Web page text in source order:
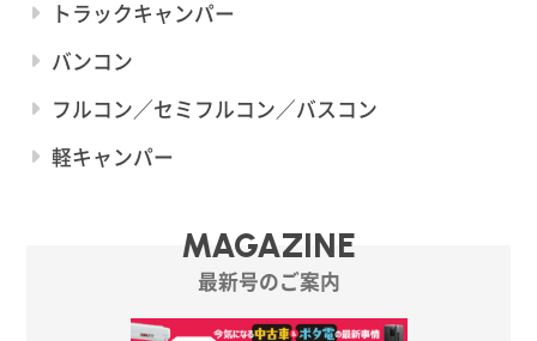
トラックキャンパー
バンコン
フルコン／セミフルコン／バスコン
軽キャンパー
MAGAZINE
最新号のご案内